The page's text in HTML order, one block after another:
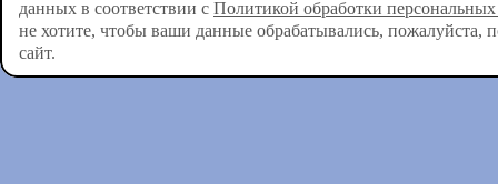
данных в соответствии с Политикой обработки
не хотите, чтобы ваши данные обрабатывались, пожалуйста,
сайт.